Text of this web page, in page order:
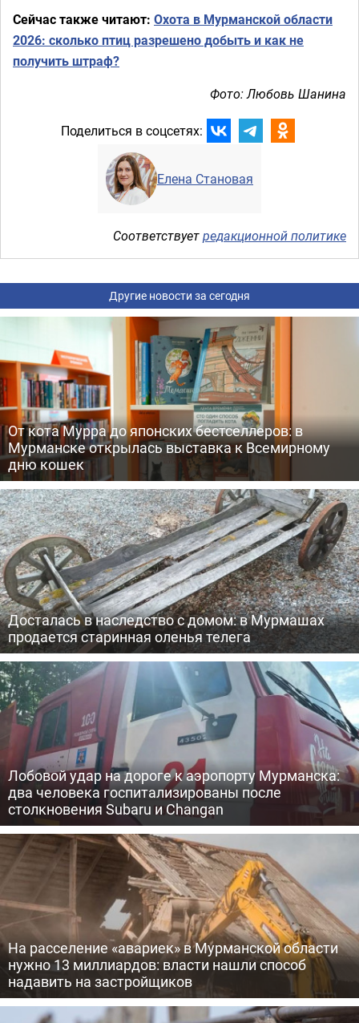
Сейчас также читают: Охота в Мурманской области
2026: сколько птиц разрешено добыть и как не
получить штраф?
Фото: Любовь Шанина
Поделиться в соцсетях:
Елена Становая
Соответствуетредакционной политике
Другие новости за сегодня
От кота Мурра до японских бестселлеров: в
Мурманске открылась выставка к Всемирному
дню кошек
Досталась в наследство с домом: в Мурмашах
продается старинная оленья телега
Лобовой удар на дороге к аэропорту Мурманска:
два человека госпитализированы после
столкновения Subaru и Changan
На расселение «авариек» в Мурманской области
нужно 13 миллиардов: власти нашли способ
надавить на застройщиков